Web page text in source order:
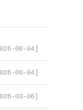
06-04]
06-04]
03-06]